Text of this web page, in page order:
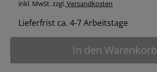
inkl. MwSt. zzgl.Versandkosten
Lieferfrist ca. 4-7 Arbeitstage
In den Warenkorb